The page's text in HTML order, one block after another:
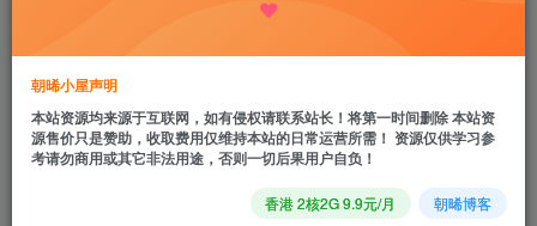
此内容为付费资源，请付费后查看
R9.9 R18.8
立即购买
朝晞小屋声明
本站资源均来源于互联网，如有侵权请联系站长！将第一时间删除 本站资
源售价只是赞助，收取费用仅维持本站的日常运营所需！ 资源仅供学习参
考请勿商用或其它非法用途，否则一切后果用户自负！
香港 2核2G 9.9元/月 朝晞博客